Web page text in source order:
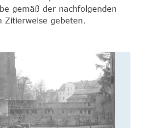
gemäß der nachfolgenden
Zitierweise gebeten.